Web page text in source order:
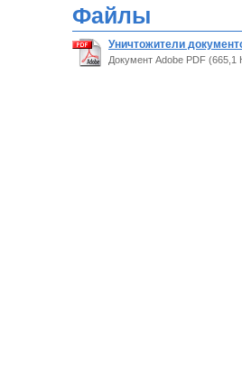
Файлы
Уничтожители
Документ Adobe PDF (665,1